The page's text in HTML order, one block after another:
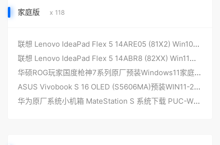
家庭版 x 118
联想 Lenovo IdeaPad Flex 5 14ARE05 (81X2) Win10家庭版 原厂系统
联想 Lenovo IdeaPad Flex 5 14ABR8 (82XX) Win11家庭版 原厂系统
华硕ROG玩家国度枪神7系列原厂预装Windows11家庭版24H2系统不带恢复功能
ASUS Vivobook S 16 OLED (S5606MA)预装WIN11-23H2家庭版系统非工厂模式
华为原厂系统小机箱 MateStation S 系统下载 PUC-WXXXX 原装WIN11系统 22H2 家庭版 安装带F10智能还原